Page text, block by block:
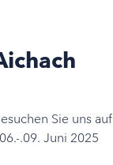
Sie uns auf
.09. Juni 2025